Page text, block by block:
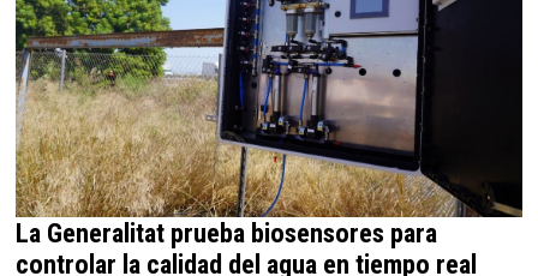
La Generalitat prueba biosensores para
controlar la calidad del agua en tiempo real